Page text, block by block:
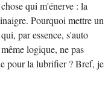
qui m'énerve : la
Pourquoi mettre un
par essence, s'auto
logique, ne pas
pour la lubrifier ? Bref, je